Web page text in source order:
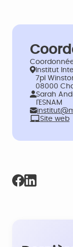
Institut
7pl
08000
Sarah
l'ESNAM
Site web